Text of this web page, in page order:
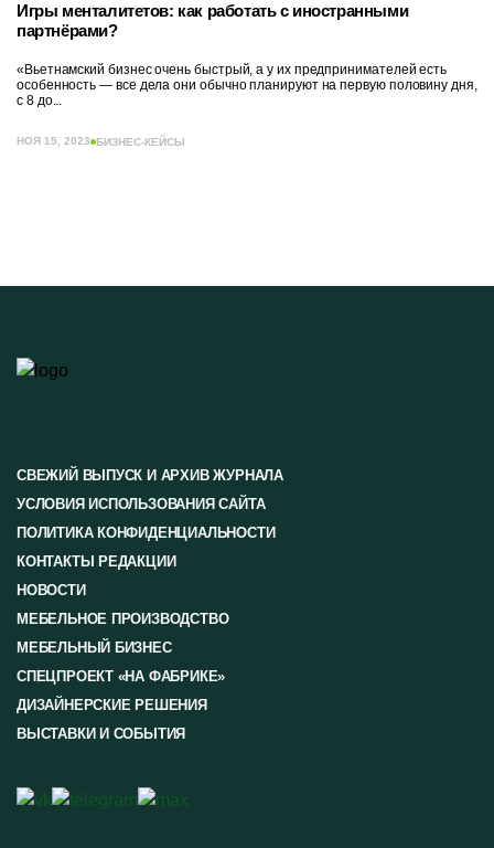
Игры менталитетов: как работать с иностранными
партнёрами?
«Вьетнамский бизнес очень быстрый, а у их предпринимателей есть
особенность — все дела они обычно планируют на первую половину дня,
с 8 до...
НОЯ 15, 2023 БИЗНЕС-КЕЙСЫ
СВЕЖИЙ ВЫПУСК И АРХИВ ЖУРНАЛА
УСЛОВИЯ ИСПОЛЬЗОВАНИЯ САЙТА
ПОЛИТИКА КОНФИДЕНЦИАЛЬНОСТИ
КОНТАКТЫ РЕДАКЦИИ
НОВОСТИ
МЕБЕЛЬНОЕ ПРОИЗВОДСТВО
МЕБЕЛЬНЫЙ БИЗНЕС
СПЕЦПРОЕКТ «НА ФАБРИКЕ»
ДИЗАЙНЕРСКИЕ РЕШЕНИЯ
ВЫСТАВКИ И СОБЫТИЯ